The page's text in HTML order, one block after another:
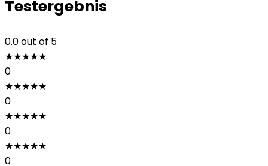
Testergebnis
0.0out of 5
★★★★★
0
★★★★★
0
★★★★★
0
★★★★★
0